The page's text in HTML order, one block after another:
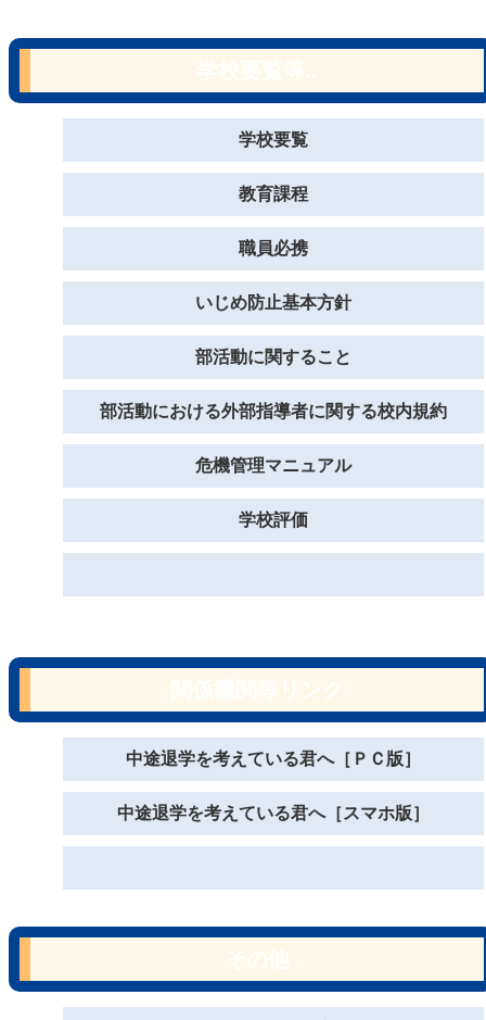
学校要覧
教育課程
職員必携
いじめ防止基本方針
部活動に関すること
部活動における外部指導者に関する校内規約
危機管理マニュアル
学校評価
中途退学を考えている君へ［ＰＣ版］
中途退学を考えている君へ［スマホ版］